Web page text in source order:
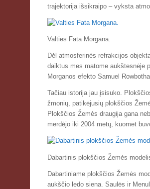
trajektorija išsikraipo – vyksta
Valties Fata Morgana.
Dėl atmosferinės refrakcijos
daiktus mes matome aukštesnėje
Morganos efekto Samuel
Tačiau istorija jau įsisuko.
žmonių, patikėjusių plokščios
Plokščios Žemės draugija gana
merdėjo iki 2004 metų, kuomet
Dabartinis plokščios Žemės
Dabartiniame plokščios Žemės
aukščio ledo siena. Saulės ir